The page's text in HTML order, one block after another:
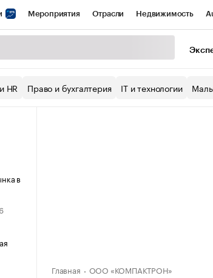
Мероприятия Отрасли Недвижимость
СПб Спецпроекты
HR Право и бухгалтерия IT и технологии
в
Главная ООО «КОМПАКТРОН»